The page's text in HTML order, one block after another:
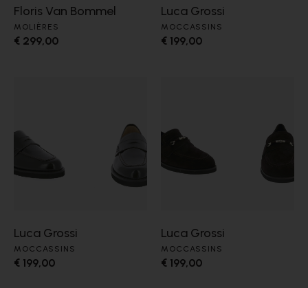
Floris Van Bommel
MOLIÈRES
€ 299,00
Luca Grossi
MOCCASSINS
€ 199,00
Luca Grossi
MOCCASSINS
€ 199,00
Luca Grossi
MOCCASSINS
€ 199,00